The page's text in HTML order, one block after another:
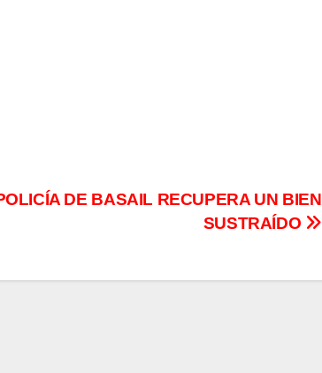
DE BASAIL RECUPERA UN BIEN
SUSTRAÍDO